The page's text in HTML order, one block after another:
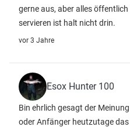
gerne aus, aber alles
servieren ist halt nicht drin.
vor 3 Jahre
Esox Hunter 100
Bin ehrlich gesagt der
oder Anfänger heutzutage